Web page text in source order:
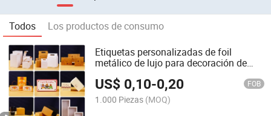
Todos
Los productos de consumo
Etiquetas personalizadas de foil
metálico de lujo para decoración de
US$ 0,10-0,20 FOB
1.000 Piezas (MOQ)